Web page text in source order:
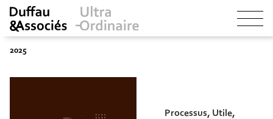
Processus, Utile,